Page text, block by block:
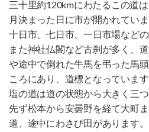
三十里約120kmにわたるこの道
月決まった日に市が開かれていま
十日市、七日市、一日市場など
また神社仏閣など古刹が多く、
や途中で倒れた牛馬を弔った馬
ころにあり、道標となっています
塩の道は道の状態から大きく三つ
先ず松本から安曇野を経て大町
道、途中にわさび田があります。